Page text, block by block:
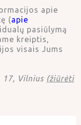
apie
(apie
pasiūlymą
kreiptis,
visais Jums
17, Vilnius (žiūrėti